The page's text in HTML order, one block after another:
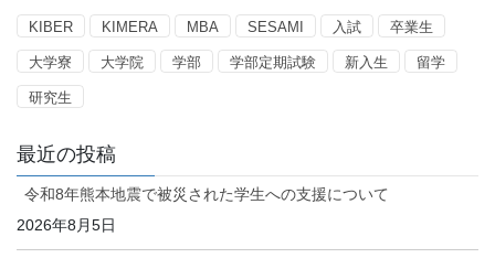
KIBER KIMERA MBA SESAMI 入試 卒業生
大学寮 大学院 学部 学部定期試験 新入生 留学
研究生
最近の投稿
令和8年熊本地震で被災された学生への支援について
2026年8月5日